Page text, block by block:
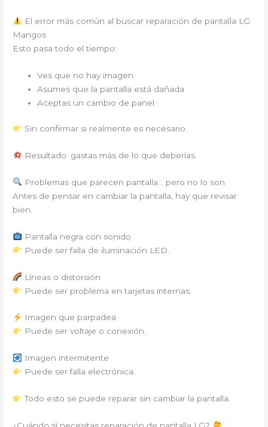
El error más común al buscar reparación de pantalla LG
Mangos
Esto pasa todo el tiempo:
Ves que no hay imagen
Asumes que la pantalla está dañada
Aceptas un cambio de panel
Sin confirmar si realmente es necesario.
Resultado: gastas más de lo que deberías.
Problemas que parecen pantalla… pero no lo son
Antes de pensar en cambiar la pantalla, hay que revisar
bien.
Pantalla negra con sonido
Puede ser falla de iluminación LED.
Líneas o distorsión
Puede ser problema en tarjetas internas.
Imagen que parpadea
Puede ser voltaje o conexión.
Imagen intermitente
Puede ser falla electrónica.
Todo esto se puede reparar sin cambiar la pantalla.